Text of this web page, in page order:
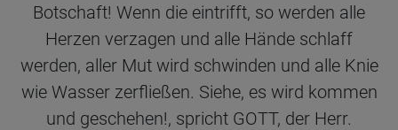
Botschaft! Wenn die eintrifft, so werden alle
Herzen verzagen und alle Hände schlaff
werden, aller Mut wird schwinden und alle Knie
wie Wasser zerfließen. Siehe, es wird kommen
und geschehen!, spricht GOTT, der Herr.